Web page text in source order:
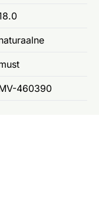
460390